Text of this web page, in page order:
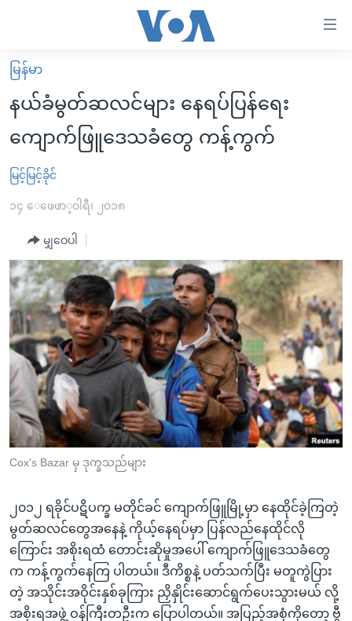
လွယ်ကူ
စေ
များ
ပင်မ
ကျော်
ကြည့်
ရန်
ပင်မ
ညွန်း
စာမျက်နှာ
သို့
ကျော်
ကြည့်
ရှာဖွေ
ရန်
နေရာ
သို့
ကျော်
ရန်
မူလစာမျက်နှာ
မြန်မာ
ကမ္ဘာ့သတင်းများ
နိုင်ငံတကာ
အစ္စရေး-ပါလက်စတိုင်း
ဗွီဒီယို
သတင်းလွတ်လပ်ခွင့်
အင်္ဂလိပ်စာလေ့လာမယ်
အမေရိကန်သုံးအီဒီယံ
မကြေးမုံရဲ့ အင်္ဂလိပ်စာ
ရုပ်ရှင်ထဲက အင်္ဂလိပ်စာ
သုတပဒေသာ အင်္ဂလိပ်စာ
အပတ်စဉ်ကဏ္ဍများ
ရေဒီယို
တီဗွီ
ရေဒီယိုနှင့်ရုပ်သံ အချက်အလက်များ
ရေဒီယို/တီဗွီအစီအစဉ်
Learning English
ဗွီအိုအေ လူမှုကွန်ယက်များ
ဘာသာစကားများ
မြန်မာ
နယ်ခံမွတ်ဆလင်များ နေရပ်ပြန်ရေး
ကျောက်ဖြူဒေသခံတွေ ကန့်ကွက်
မြင့်မြင့်ခိုင်
၁၄ ေဖေဖာ္၀ါရီ၊ ၂၀၁၈
မျှဝေပါ
Cox's Bazar မှ ဒုက္ခသည်များ
၂၀၁၂ ရခိုင်ပဋိပက္ခ မတိုင်ခင် ကျောက်ဖြူမြို့မှာ နေထိုင်ခဲ့ကြတဲ့
မွတ်ဆလင်တွေအနေနဲ့ ကိုယ့်နေရပ်မှာ ပြန်လည်နေထိုင်လို
ကြောင်း အစိုးရထံ တောင်းဆိုမှုအပေါ် ကျောက်ဖြူဒေသခံတွေ
က ကန့်ကွက်နေကြ ပါတယ်။ ဒီကိစ္စနဲ့ ပတ်သက်ပြီး မတူကွဲပြား
တဲ့ အသိုင်းအဝိုင်းနှစ်ခုကြား ညှိနှိုင်းဆောင်ရွက်ပေးသွားမယ် လို့
အစိုးရအဖွဲ့ ဝန်ကြီးတဦးက ပြောပါတယ်။ အပြည့်အစုံကိုတော့ ဗွီ